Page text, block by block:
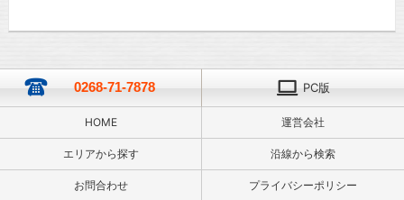
0268-71-7878 PC版
HOME 運営会社
エリアから探す 沿線から検索
お問合わせ プライバシーポリシー